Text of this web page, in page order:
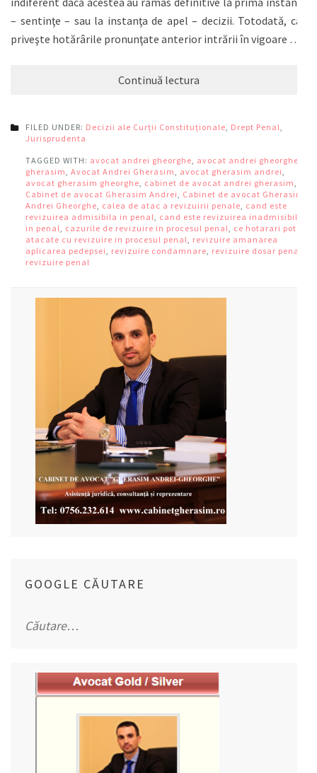
– sentinţe – sau la instanţa de apel – decizii. Totodată, cât
priveşte hotărârile pronunţate anterior intrării în vigoare …
Continuă lectura
FILED UNDER: Decizii ale Curții Constituționale, Drept Penal,
Jurisprudenta
TAGGED WITH: avocat andrei gheorghe, avocat andrei gheorghe
gherasim, Avocat Andrei Gherasim, avocat gherasim andrei,
avocat gherasim gheorghe, cabinet de avocat andrei gherasim,
Cabinet de avocat Gherasim Andrei, Cabinet de avocat Gherasim
Andrei Gheorghe, calea de atac a revizuirii penale, cand este
revizuirea admisibila in penal, cand este revizuirea inadmisibila
in penal, cazurile de revizuire in procesul penal, ce hotarari pot fi
atacate cu revizuire in procesul penal, revizuire amanarea
aplicarea pedepsei, revizuire condamnare, revizuire dosar penal
revizuire penal
GOOGLE CĂUTARE
după: